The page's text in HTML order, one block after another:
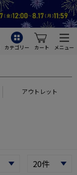
カテゴリー カート メニュー
アウトレット